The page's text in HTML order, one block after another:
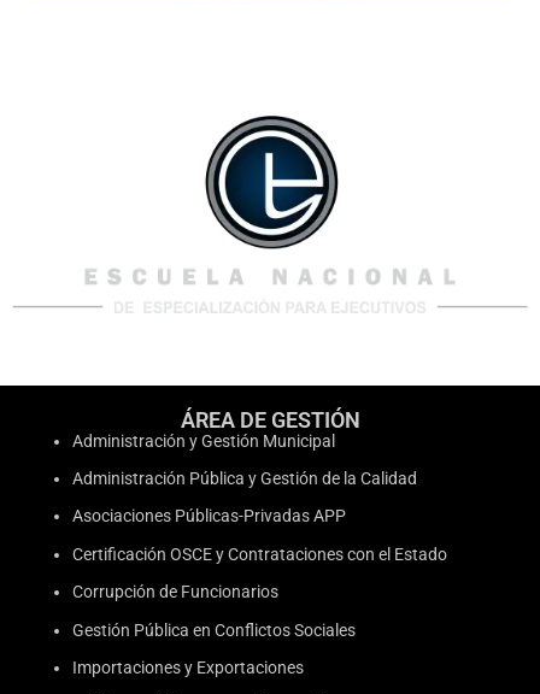
ÁREA DE GESTIÓN
Administración y Gestión Municipal
Administración Pública y Gestión de la Calidad
Asociaciones Públicas-Privadas APP
Certificación OSCE y Contrataciones con el Estado
Corrupción de Funcionarios
Gestión Pública en Conflictos Sociales
Importaciones y Exportaciones